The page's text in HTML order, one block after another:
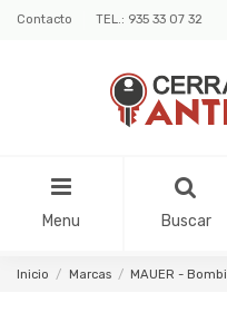
Contacto TEL.: 935 33 07 32
Menu Buscar
Inicio Marcas MAUER -